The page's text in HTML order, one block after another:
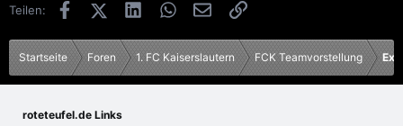
Teilen: FacebookX (Twitter)LinkedInWhatsApp
E-MailLink
Startseite Foren 1. FC Kaiserslautern FCK Teamvorstellung Ex
roteteufel.de Links